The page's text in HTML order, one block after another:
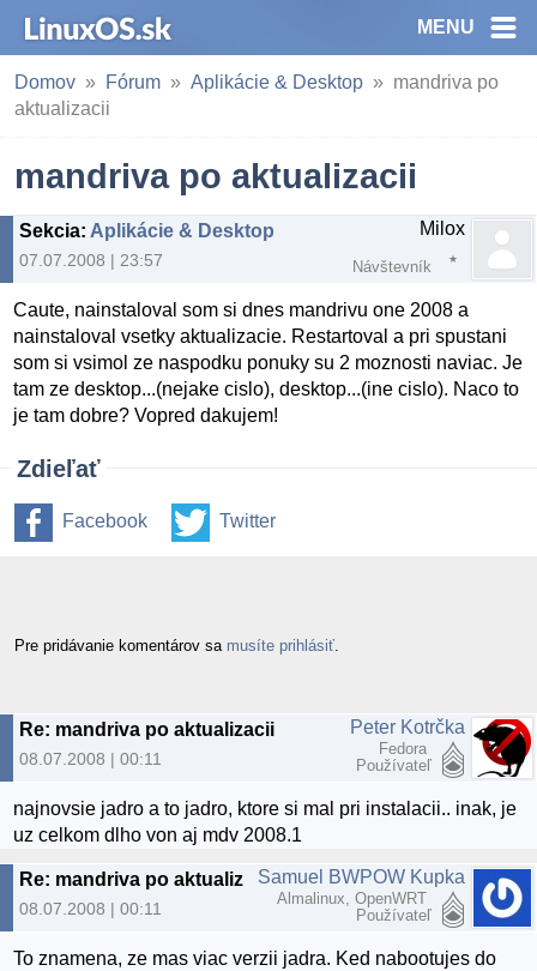
MENU
Domov Fórum Aplikácie & Desktop
mandriva po
aktualizacii
mandriva po aktualizacii
Sekcia: Aplikácie & Desktop
07.07.2008 | 23:57
Milox
Návštevník
Caute, nainstaloval som si dnes mandrivu one 2008 a
nainstaloval vsetky aktualizacie. Restartoval a pri spustani
som si vsimol ze naspodku ponuky su 2 moznosti naviac. Je
tam ze desktop...(nejake cislo), desktop...(ine cislo). Naco to
je tam dobre? Vopred dakujem!
Zdieľať
Facebook Twitter
Pre pridávanie komentárov sa musíte prihlásiť
Re: mandriva po aktualizacii
08.07.2008 | 00:11
Peter Kotrčka
Fedora
Používateľ
najnovsie jadro a to jadro, ktore si mal pri instalacii.. inak, je
uz celkom dlho von aj mdv 2008.1
Re: mandriva po aktualizacii
08.07.2008 | 00:11
Samuel BWPOW Kupka
Almalinux, OpenWRT
Používateľ
To znamena, ze mas viac verzii jadra. Ked nabootujes do